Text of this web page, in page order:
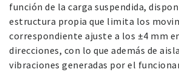
función de la carga suspendida,
estructura propia que limita los
correspondiente ajuste a los ±4 mm
direcciones, con lo que además de
vibraciones generadas por el